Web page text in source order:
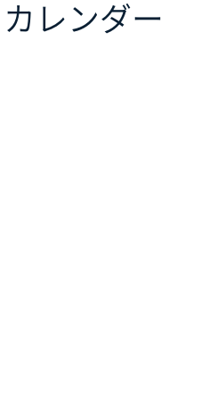
カレンダー